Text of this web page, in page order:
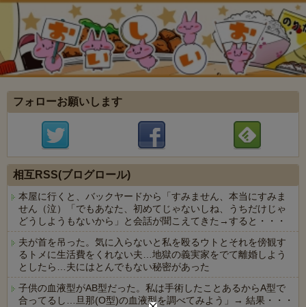
フォローお願いします
相互RSS(ブログロール)
本屋に行くと、バックヤードから「すみません、本当にすみま
せん（泣）「でもあなた、初めてじゃないしね、うちだけじゃ
どうしようもないから」と会話が聞こえてきた→すると・・・
夫が首を吊った。気に入らないと私を殴るウトとそれを傍観す
るトメに生活費をくれない夫…地獄の義実家をでて離婚しよう
としたら…夫にはとんでもない秘密があった
子供の血液型がAB型だった。私は手術したことあるからA型で
合ってるし…旦那(O型)の血液型を調べてみよう」→ 結果・・・